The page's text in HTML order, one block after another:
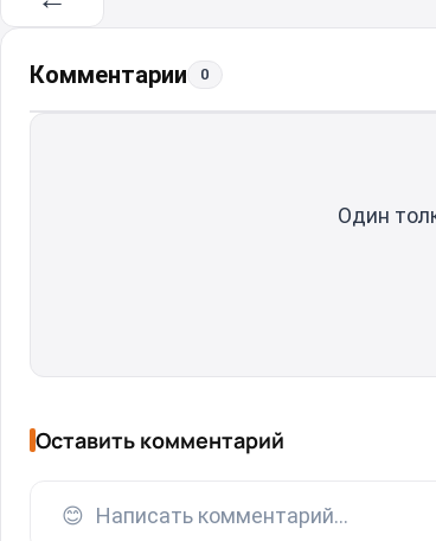
Комментарии 0
Один
Оставить комментарий
😊 Написать комментарий...